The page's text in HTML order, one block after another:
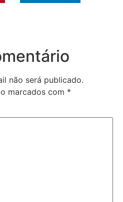
não será publicado.
marcados com *